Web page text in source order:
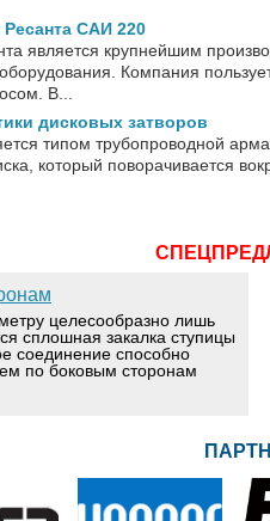
САИ 220
является крупнейшим
оборудования. Компания
В...
дисковых затворов
типом трубопроводной
который поворачивается
целесообразно лишь
сплошная закалка ступицы
соединение способно
по боковым сторонам